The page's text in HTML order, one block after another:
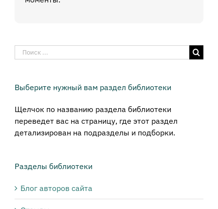
Результат
поиска:
Выберите нужный вам раздел библиотеки
Щелчок по названию раздела библиотеки
переведет вас на страницу, где этот раздел
детализирован на подразделы и подборки.
Разделы библиотеки
Блог авторов сайта